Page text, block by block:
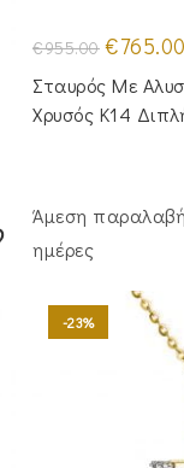
€955.00 Original
price
was:
€955.00.
€765.00
Σταυρός Με
Χρυσός Κ14
Άμεση
ημέρες
-23%